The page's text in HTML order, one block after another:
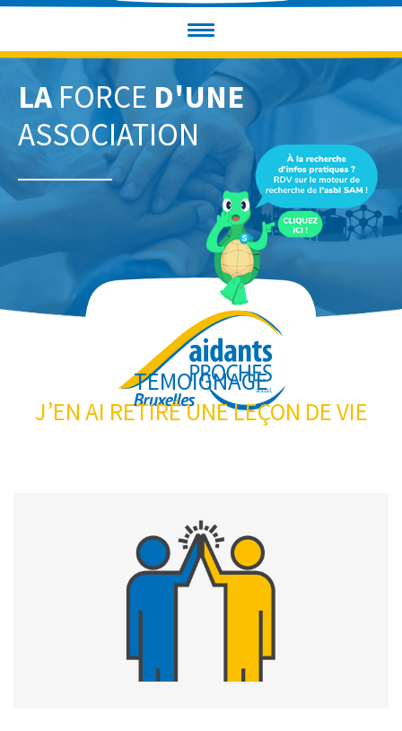
LA FORCE D'UNE
ASSOCIATION
TEMOIGNAGE
J’EN AI RETIRÉ UNE LEÇON DE VIE